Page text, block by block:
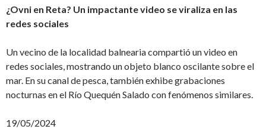
¿Ovni en Reta? Un impactante video se viraliza en las
redes sociales
Un vecino de la localidad balnearia compartió un video en
redes sociales, mostrando un objeto blanco oscilante sobre el
mar. En su canal de pesca, también exhibe grabaciones
nocturnas en el Río Quequén Salado con fenómenos similares.
19/05/2024